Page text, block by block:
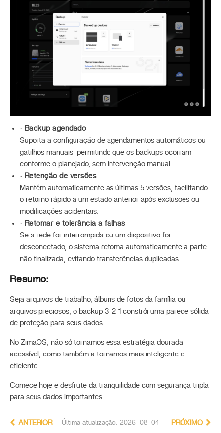
· Backup agendado
Suporta a configuração de agendamentos automáticos ou
gatilhos manuais, permitindo que os backups ocorram
conforme o planejado, sem intervenção manual.
· Retenção de versões
Mantém automaticamente as últimas 5 versões, facilitando
o retorno rápido a um estado anterior após exclusões ou
modificações acidentais.
· Retomar e tolerância a falhas
Se a rede for interrompida ou um dispositivo for
desconectado, o sistema retoma automaticamente a parte
não finalizada, evitando transferências duplicadas.
Resumo:
Seja arquivos de trabalho, álbuns de fotos da família ou
arquivos preciosos, o backup 3-2-1 constrói uma parede sólida
de proteção para seus dados.
No ZimaOS, não só tornamos essa estratégia dourada
acessível, como também a tornamos mais inteligente e
eficiente.
Comece hoje e desfrute da tranquilidade com segurança tripla
para seus dados importantes.
Última atualização: 2026-08-04
ANTERIOR PRÓXIMO